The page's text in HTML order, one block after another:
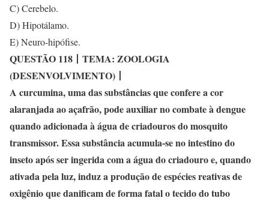
C) Cerebelo.
D) Hipotálamo.
E) Neuro-hipófise.
QUESTÃO 118 丨 TEMA: ZOOLOGIA
(DESENVOLVIMENTO) 丨
A curcumina, uma das substâncias que confere a cor
alaranjada ao açafrão, pode auxiliar no combate à dengue
quando adicionada à água de criadouros do mosquito
transmissor. Essa substância acumula-se no intestino do
inseto após ser ingerida com a água do criadouro e, quando
ativada pela luz, induz a produção de espécies reativas de
oxigênio que danificam de forma fatal o tecido do tubo